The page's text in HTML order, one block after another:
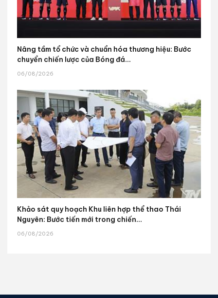
Nâng tầm tổ chức và chuẩn hóa thương hiệu: Bước
chuyển chiến lược của Bóng đá...
06/08/2026
Khảo sát quy hoạch Khu liên hợp thể thao Thái
Nguyên: Bước tiến mới trong chiến...
06/08/2026